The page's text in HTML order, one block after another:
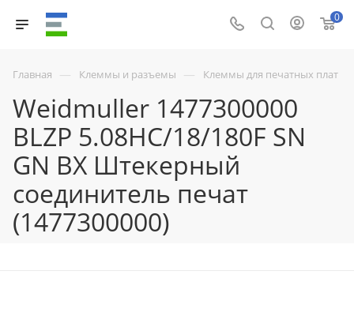
0
Главная — Клеммы и разъемы — Клеммы для печатных плат
Weidmuller 1477300000
BLZP 5.08HC/18/180F SN
GN BX Штекерный
соединитель печат
(1477300000)